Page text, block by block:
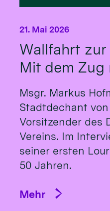
Wallfahrt
Mit dem Zug
21. Mai 2026
Msgr. Markus
Stadtdechant
Vorsitzender des
Vereins. Im
seiner ersten
50 Jahren.
Mehr